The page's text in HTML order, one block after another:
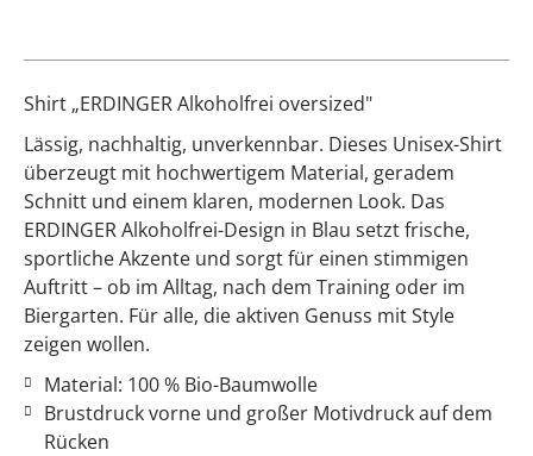
Shirt „ERDINGER Alkoholfrei oversized"
Lässig, nachhaltig, unverkennbar. Dieses Unisex-Shirt
überzeugt mit hochwertigem Material, geradem
Schnitt und einem klaren, modernen Look. Das
ERDINGER Alkoholfrei-Design in Blau setzt frische,
sportliche Akzente und sorgt für einen stimmigen
Auftritt – ob im Alltag, nach dem Training oder im
Biergarten. Für alle, die aktiven Genuss mit Style
zeigen wollen.
Material: 100 % Bio-Baumwolle
Brustdruck vorne und großer Motivdruck auf dem
Rücken